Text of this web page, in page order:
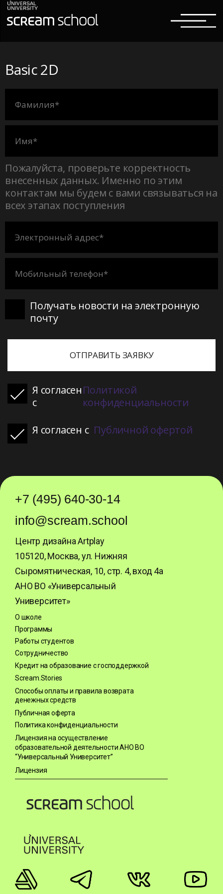
Basic 2D
Пожалуйста, проверьте корректность
внесенных данных. Именно по этим
контактам мы будем с вами связываться на
всех этапах поступления
Получать новости на электронную
почту
ОТПРАВИТЬ ЗАЯВКУ
Я согласен
с
Политикой
конфиденциальности
Я согласен с Публичной офертой
+7 (495) 640-30-14
info@scream.school
Центр дизайна Artplay
105120, Москва, ул. Нижняя
Сыромятническая, 10, стр. 4, вход 4а
АНО ВО «Универсальный
Университет»
О школе
Программы
Работы студентов
Сотрудничество
Кредит на образование с господдержкой
Scream.Stories
Способы оплаты и правила возврата
денежных средств
Публичная оферта
Политика конфиденциальности
Лицензия на осуществление
образовательной деятельности АНО ВО
“Универсальный Университет”
Лицензия